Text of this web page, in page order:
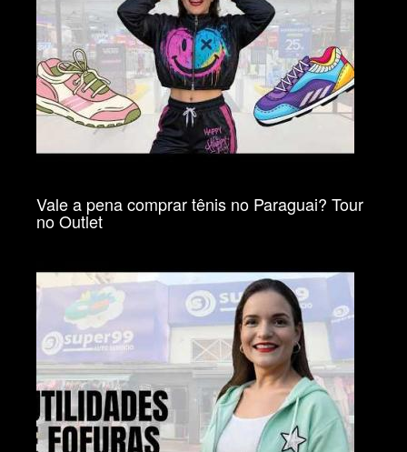
Vale a pena comprar tênis no Paraguai? Tour
no Outlet